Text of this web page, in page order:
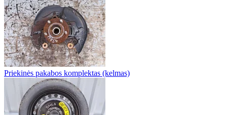
Priekinės pakabos komplektas (kelmas)